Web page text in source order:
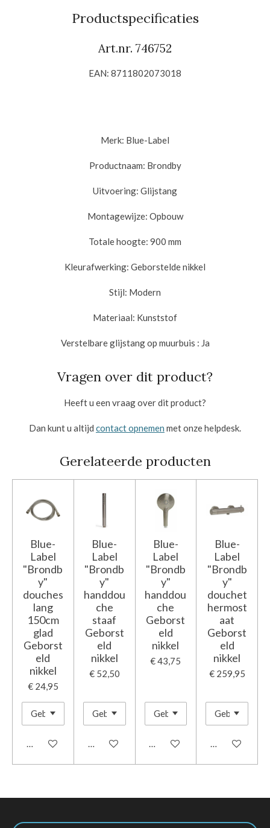
n
Productspecificaties
Art.nr. 746752
EAN: 8711802073018
Merk: Blue-Label
Productnaam: Brondby
Uitvoering: Glijstang
Montagewijze: Opbouw
Totale hoogte: 900 mm
Kleurafwerking: Geborstelde nikkel
Stijl: Modern
Materiaal: Kunststof
Verstelbare glijstang op muurbuis : Ja
Vragen over dit product?
Heeft u een vraag over dit product?
Dan kunt u altijd contact opnemen met onze helpdesk.
Gerelateerde producten
Blue-
Label
"Brondb
y"
douches
lang
150cm
glad
Geborst
eld
nikkel
€ 24,95
In winkelwagen
Blue-
Label
"Brondb
y"
handdou
che
staaf
Geborst
eld
nikkel
€ 52,50
In winkelwagen
Blue-
Label
"Brondb
y"
handdou
che
Geborst
eld
nikkel
€ 43,75
In winkelwagen
Blue-
Label
"Brondb
y"
douchet
hermost
aat
Geborst
eld
nikkel
€ 259,95
In